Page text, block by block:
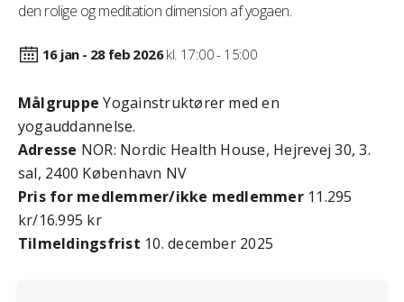
den rolige og meditation dimension af yogaen.
16 jan - 28 feb 2026kl. 17:00 - 15:00
Målgruppe Yogainstruktører med en
yogauddannelse.
Adresse NOR: Nordic Health House, Hejrevej 30, 3.
sal, 2400 København NV
Pris for medlemmer/ikke medlemmer11.295
kr/16.995 kr
Tilmeldingsfrist 10. december 2025